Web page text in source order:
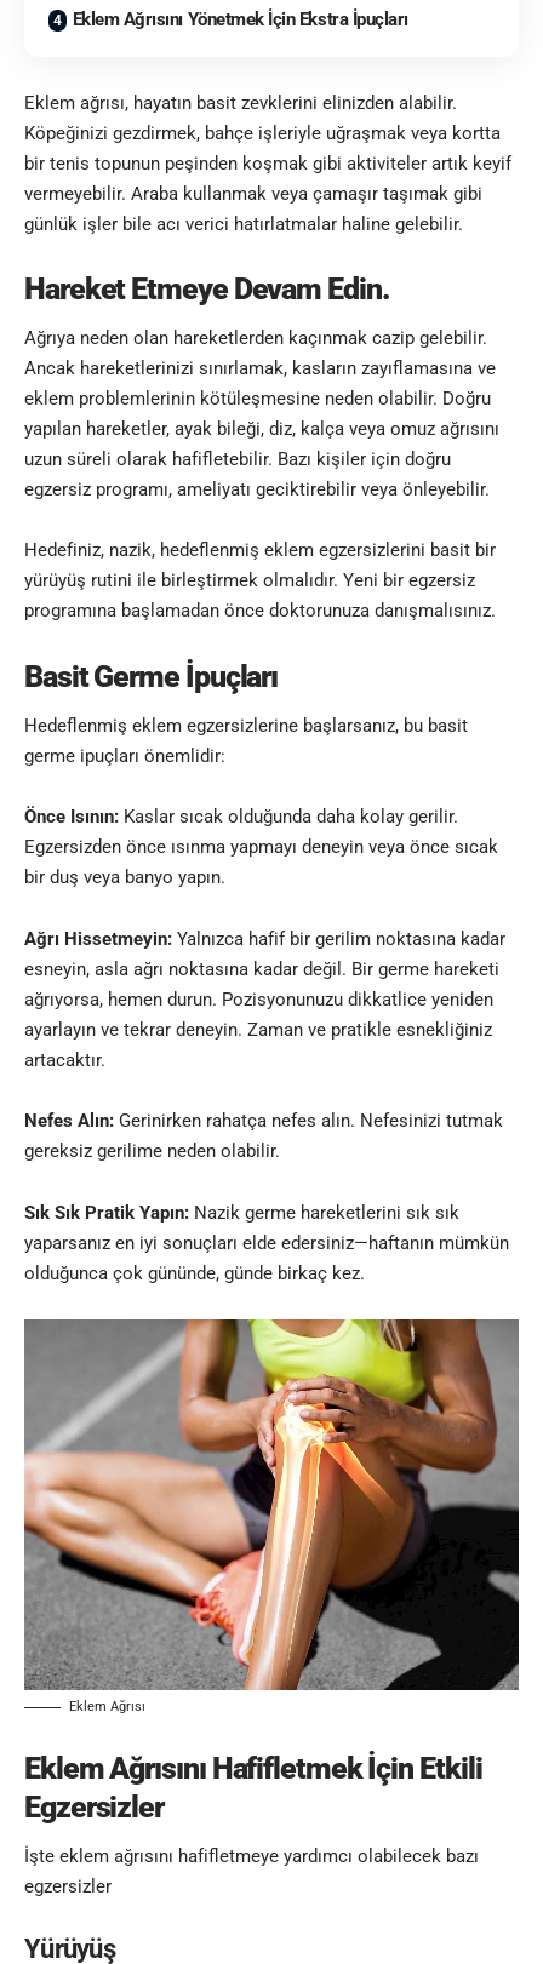
Eklem Ağrısını Yönetmek İçin Ekstra İpuçları
Eklem ağrısı, hayatın basit zevklerini elinizden alabilir.
Köpeğinizi gezdirmek, bahçe işleriyle uğraşmak veya kortta
bir tenis topunun peşinden koşmak gibi aktiviteler artık keyif
vermeyebilir. Araba kullanmak veya çamaşır taşımak gibi
günlük işler bile acı verici hatırlatmalar haline gelebilir.
Hareket Etmeye Devam Edin.
Ağrıya neden olan hareketlerden kaçınmak cazip gelebilir.
Ancak hareketlerinizi sınırlamak, kasların zayıflamasına ve
eklem problemlerinin kötüleşmesine neden olabilir. Doğru
yapılan hareketler, ayak bileği, diz, kalça veya omuz ağrısını
uzun süreli olarak hafifletebilir. Bazı kişiler için doğru
egzersiz programı, ameliyatı geciktirebilir veya önleyebilir.
Hedefiniz, nazik, hedeflenmiş eklem egzersizlerini basit bir
yürüyüş rutini ile birleştirmek olmalıdır. Yeni bir egzersiz
programına başlamadan önce doktorunuza danışmalısınız.
Basit Germe İpuçları
Hedeflenmiş eklem egzersizlerine başlarsanız, bu basit
germe ipuçları önemlidir:
Önce Isının: Kaslar sıcak olduğunda daha kolay gerilir.
Egzersizden önce ısınma yapmayı deneyin veya önce sıcak
bir duş veya banyo yapın.
Ağrı Hissetmeyin: Yalnızca hafif bir gerilim noktasına kadar
esneyin, asla ağrı noktasına kadar değil. Bir germe hareketi
ağrıyorsa, hemen durun. Pozisyonunuzu dikkatlice yeniden
ayarlayın ve tekrar deneyin. Zaman ve pratikle esnekliğiniz
artacaktır.
Nefes Alın: Gerinirken rahatça nefes alın. Nefesinizi tutmak
gereksiz gerilime neden olabilir.
Sık Sık Pratik Yapın: Nazik germe hareketlerini sık sık
yaparsanız en iyi sonuçları elde edersiniz—haftanın mümkün
olduğunca çok gününde, günde birkaç kez.
Eklem Ağrısı
Eklem Ağrısını Hafifletmek İçin Etkili
Egzersizler
İşte eklem ağrısını hafifletmeye yardımcı olabilecek bazı
egzersizler
Yürüyüş